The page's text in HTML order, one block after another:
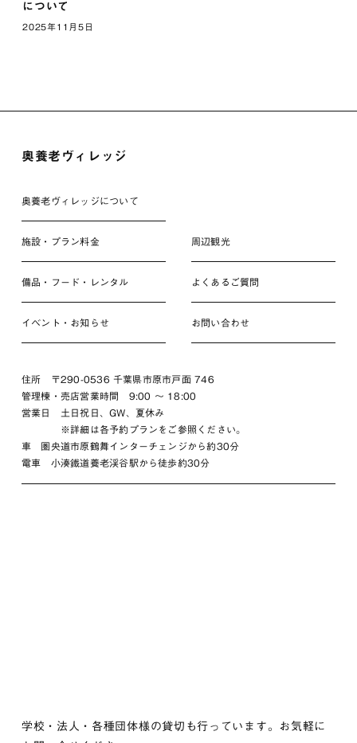
について
2025年11月5日
奥養老ヴィレッジ
奥養老ヴィレッジについて
施設・プラン料金
備品・フード・レンタル
イベント・お知らせ
周辺観光
よくあるご質問
お問い合わせ
住所 〒290-0536 千葉県市原市戸面 746
管理棟・売店営業時間 9:00 〜 18:00
営業日 土日祝日、GW、夏休み
※詳細は各予約プランをご参照ください。
車 圏央道市原鶴舞インターチェンジから約30分
電車 小湊鐵道養老渓谷駅から徒歩約30分
学校・法人・各種団体様の貸切も行っています。お気軽に